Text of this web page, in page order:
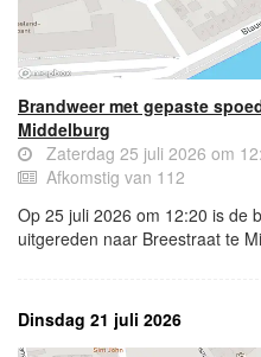
Brandweer met gepaste
Middelburg
Zaterdag 25 juli 2026 om
Afkomstig van 112
Op 25 juli 2026 om 12:20 is de
uitgereden naar Breestraat te
Dinsdag 21 juli 2026